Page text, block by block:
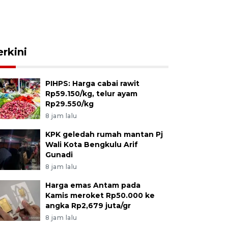
PIHPS: Harga cabai rawit
Rp59.150/kg, telur ayam
Rp29.550/kg
8 jam lalu
KPK geledah rumah mantan Pj
Wali Kota Bengkulu Arif
Gunadi
8 jam lalu
Harga emas Antam pada
Kamis meroket Rp50.000 ke
angka Rp2,679 juta/gr
8 jam lalu